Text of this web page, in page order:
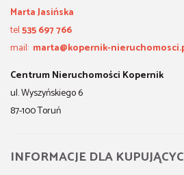
Marta Jasińska
tel535 697 766
mail: marta@kopernik-
Centrum Nieruchomości Kopernik
ul. Wyszyńskiego 6
87-100 Toruń
INFORMACJE DLA